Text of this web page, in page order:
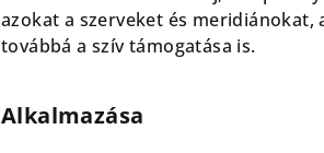
azokat a szerveket és
továbbá a szív támogatása is.
Alkalmazása